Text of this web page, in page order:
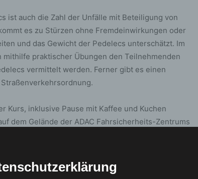
ist auch die Zahl der Unfälle mit Beteiligung von
es zu Stürzen ohne Fremdeinwirkungen oder
und das Gewicht der Pedelecs unterschätzt. Im
praktischer Übungen den Teilnehmenden
vermittelt werden. Ferner gibt es einen
Kurs, inklusive Pause mit Kaffee und Kuchen
dem Gelände der ADAC Fahrsicherheits-Zentrums
Straße 10 in 30880 Laatzen.
Da die Teilnehmendenzahl auf 15 Personen
Interessenten nutzen hierfür die